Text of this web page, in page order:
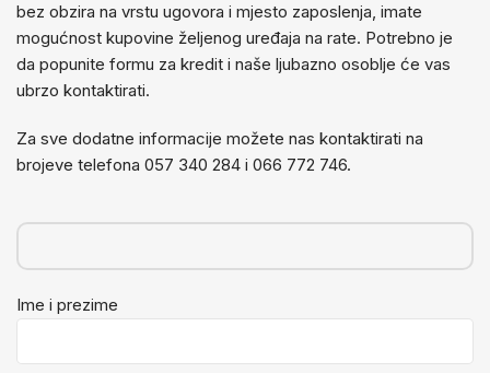
bez obzira na vrstu ugovora i mjesto zaposlenja, imate
mogućnost kupovine željenog uređaja na rate. Potrebno je
da popunite formu za kredit i naše ljubazno osoblje će vas
ubrzo kontaktirati.
Za sve dodatne informacije možete nas kontaktirati na
brojeve telefona 057 340 284 i 066 772 746.
Ime i prezime